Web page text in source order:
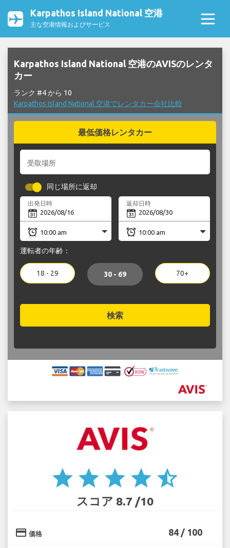
Karpathos Island National 空港
主な空港情報およびサービス
Karpathos Island National 空港のAVISのレンタ
カー
ランク #4 から 10
Karpathos Island National 空港でレンタカー会社比較
最低価格レンタカー
受取場所
同じ場所に返却
出発日時 返却日時
運転者の年齢：
18 - 29 30 - 69 70+
検索
star star star star star_half
スコア 8.7 /10
credit_card 価格 84 / 100